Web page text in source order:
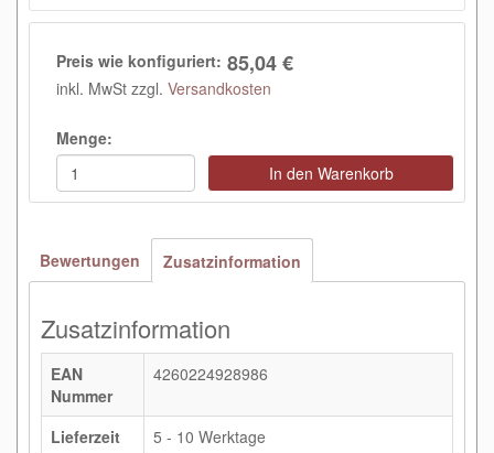
Preis wie konfiguriert: 85,04 €
inkl. MwSt zzgl. Versandkosten
Menge:
In den Warenkorb
Bewertungen Zusatzinformation
Zusatzinformation
EAN
Nummer
4260224928986
Lieferzeit 5 - 10 Werktage